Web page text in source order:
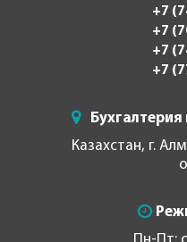
+7
+7
+7
+7
Казахстан, г.